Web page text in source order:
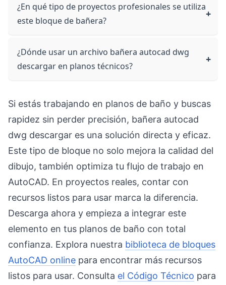
¿En qué tipo de proyectos profesionales se utiliza
este bloque de bañera?
¿Dónde usar un archivo bañera autocad dwg
descargar en planos técnicos?
Si estás trabajando en planos de baño y buscas
rapidez sin perder precisión, bañera autocad
dwg descargar es una solución directa y eficaz.
Este tipo de bloque no solo mejora la calidad del
dibujo, también optimiza tu flujo de trabajo en
AutoCAD. En proyectos reales, contar con
recursos listos para usar marca la diferencia.
Descarga ahora y empieza a integrar este
elemento en tus planos de baño con total
confianza. Explora nuestra biblioteca de bloques
AutoCAD online para encontrar más recursos
listos para usar. Consulta el Código Técnico para